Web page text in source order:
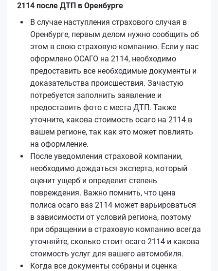
2114 после ДТП в Оренбурге
В случае наступления страхового случая в
Оренбурге, первым делом нужно сообщить об
этом в свою страховую компанию. Если у вас
оформлено ОСАГО на 2114, необходимо
предоставить все необходимые документы и
доказательства происшествия. Зачастую
потребуется заполнить заявление и
предоставить фото с места ДТП. Также
уточните, какова стоимость осаго на 2114 в
вашем регионе, так как это может повлиять
на оформление.
После уведомления страховой компании,
необходимо дождаться эксперта, который
оценит ущерб и определит степень
повреждения. Важно помнить, что цена
полиса осаго ваз 2114 может варьироваться
в зависимости от условий региона, поэтому
при обращении в страховую компанию всегда
уточняйте, сколько стоит осаго 2114 и какова
стоимость услуг для вашего автомобиля.
Когда все документы собраны и оценка